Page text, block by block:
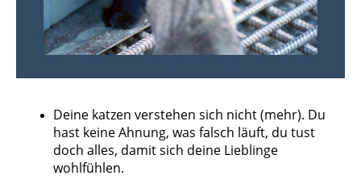
Deine katzen verstehen sich nicht (mehr). Du
hast keine Ahnung, was falsch läuft, du tust
doch alles, damit sich deine Lieblinge
wohlfühlen.